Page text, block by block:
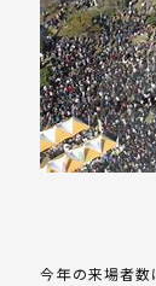
今年の来場者数